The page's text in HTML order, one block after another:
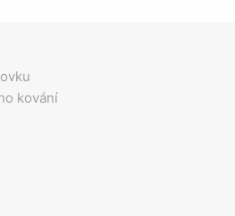
nastavení
kluzáky a kolečka
kování